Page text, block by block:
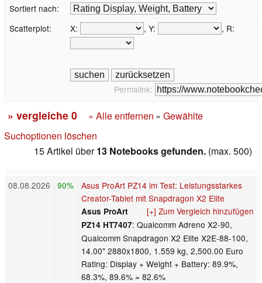
Sortiert nach:
Scatterplot:
X: , Y: , R:
Permalink:
» vergleiche 0 » Alle entfernen » Gewählte
Suchoptionen löschen
15 Artikel über13 Notebooks gefunden. (max. 500)
08.08.2026 90%
Asus ProArt PZ14 im Test: Leistungsstarkes
Creator-Tablet mit Snapdragon X2 Elite
[+] Zum Vergleich hinzufügen
Asus ProArt
PZ14 HT7407: Qualcomm Adreno X2-90,
Qualcomm Snapdragon X2 Elite X2E-88-100,
14.00" 2880x1800, 1.559 kg, 2,500.00 Euro
Rating: Display + Weight + Battery: 89.9%,
68.3%, 89.6% = 82.6%